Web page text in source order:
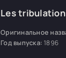
Les
Оригинальное
Год выпуска: 1896